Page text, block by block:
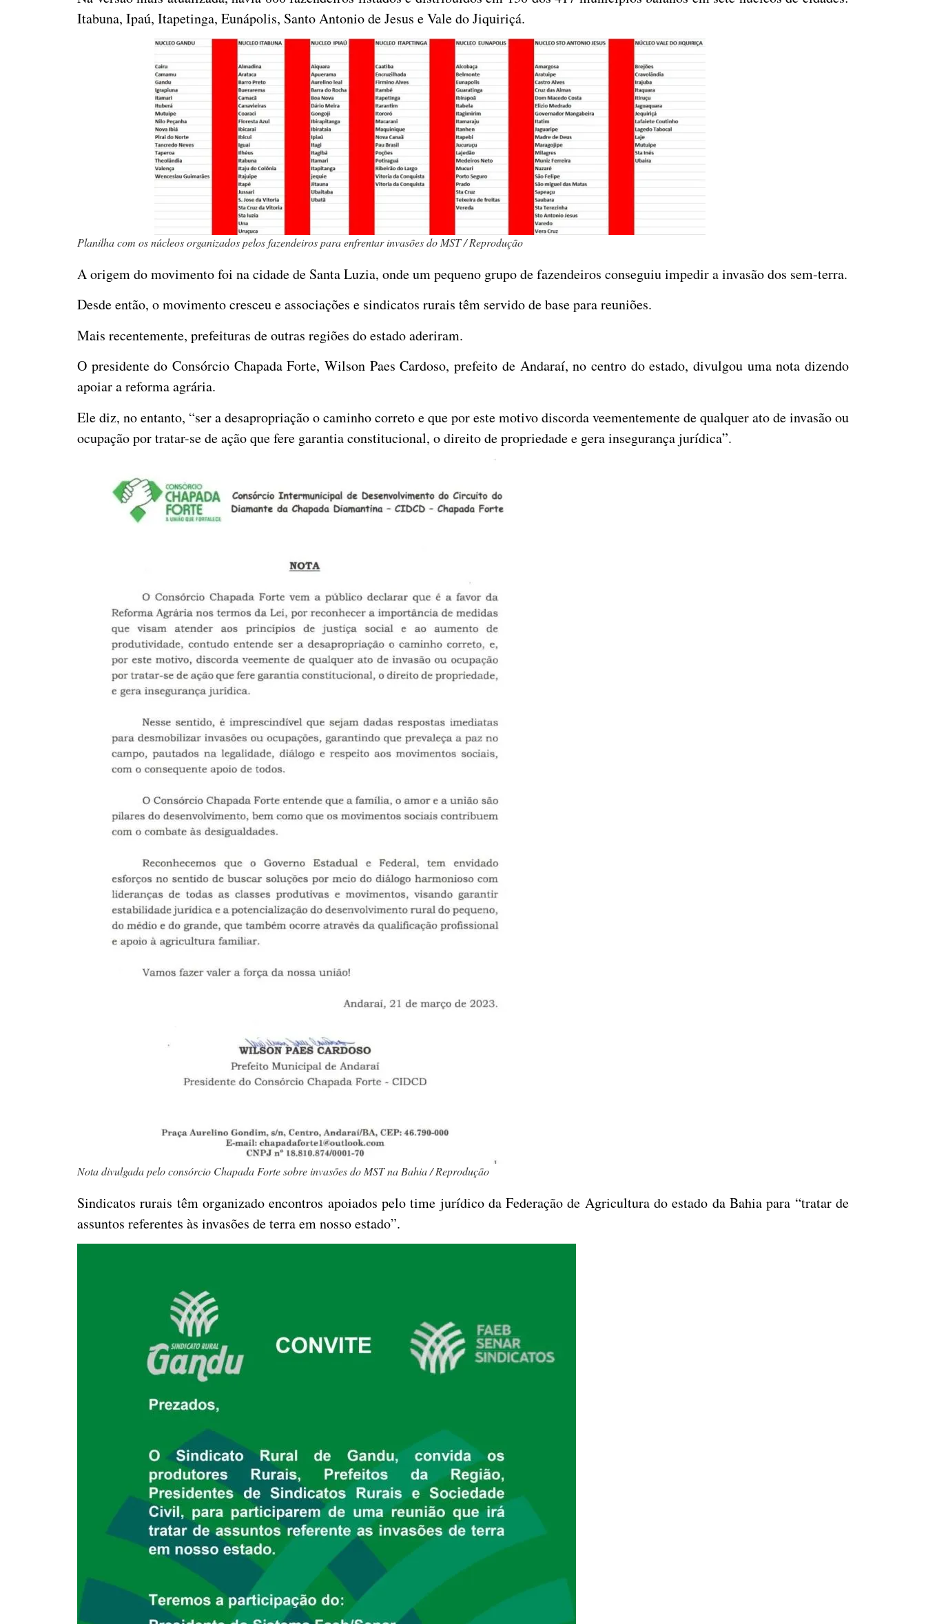
Itabuna, Ipaú, Itapetinga, Eunápolis, Santo Antonio de Jesus e Vale do Jiquiriçá.
Planilha com os núcleos organizados pelos fazendeiros para enfrentar invasões do MST / Reprodução
A origem do movimento foi na cidade de Santa Luzia, onde um pequeno grupo de fazendeiros conseguiu impedir a invasão dos sem-terra.
Desde então, o movimento cresceu e associações e sindicatos rurais têm servido de base para reuniões.
Mais recentemente, prefeituras de outras regiões do estado aderiram.
O presidente do Consórcio Chapada Forte, Wilson Paes Cardoso, prefeito de Andaraí, no centro do estado, divulgou uma nota dizendo
apoiar a reforma agrária.
Ele diz, no entanto, “ser a desapropriação o caminho correto e que por este motivo discorda veementemente de qualquer ato de invasão ou
ocupação por tratar-se de ação que fere garantia constitucional, o direito de propriedade e gera insegurança jurídica”.
Nota divulgada pelo consórcio Chapada Forte sobre invasões do MST na Bahia / Reprodução
Sindicatos rurais têm organizado encontros apoiados pelo time jurídico da Federação de Agricultura do estado da Bahia para “tratar de
assuntos referentes às invasões de terra em nosso estado”.